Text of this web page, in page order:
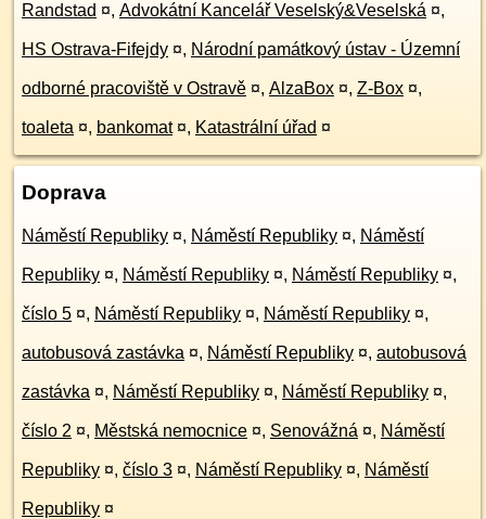
Randstad ¤, Advokátní Kancelář Veselský&Veselská ¤,
HS Ostrava-Fifejdy ¤, Národní památkový ústav - Územní
odborné pracoviště v Ostravě ¤, AlzaBox ¤, Z-Box ¤,
toaleta ¤, bankomat ¤, Katastrální úřad ¤
Doprava
Náměstí Republiky ¤, Náměstí Republiky ¤, Náměstí
Republiky ¤, Náměstí Republiky ¤, Náměstí Republiky ¤,
číslo 5 ¤, Náměstí Republiky ¤, Náměstí Republiky ¤,
autobusová zastávka ¤, Náměstí Republiky ¤, autobusová
zastávka ¤, Náměstí Republiky ¤, Náměstí Republiky ¤,
číslo 2 ¤, Městská nemocnice ¤, Senovážná ¤, Náměstí
Republiky ¤, číslo 3 ¤, Náměstí Republiky ¤, Náměstí
Republiky ¤